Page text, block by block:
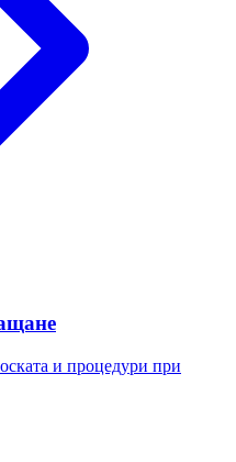
и процедури при